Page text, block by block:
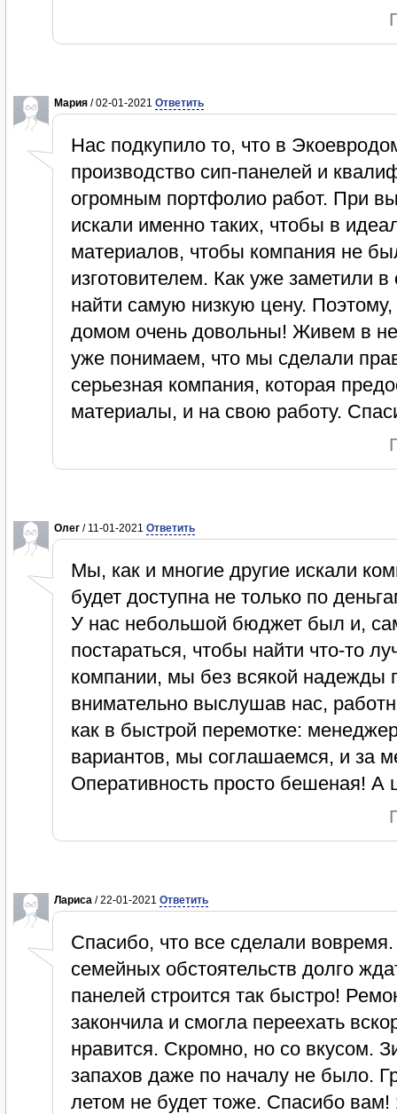
Мария / 02-01-2021 Ответить
Нас подкупило то, что в
производство сип-панелей и
огромным портфолио работ. При
искали именно таких, чтобы в
материалов, чтобы компания не
изготовителем. Как уже заметили
найти самую низкую цену.
домом очень довольны! Живем в
уже понимаем, что мы сделали
серьезная компания, которая
материалы, и на свою работу.
Олег / 11-01-2021 Ответить
Мы, как и многие другие искали
будет доступна не только по
У нас небольшой бюджет был и,
постараться, чтобы найти что-то
компании, мы без всякой надежды
внимательно выслушав нас,
как в быстрой перемотке:
вариантов, мы соглашаемся, и за
Оперативность просто бешеная! А
Лариса / 22-01-2021 Ответить
Спасибо, что все сделали
семейных обстоятельств долго
панелей строится так быстро!
закончила и смогла переехать
нравится. Скромно, но со вкусом.
запахов даже по началу не было.
летом не будет тоже. Спасибо